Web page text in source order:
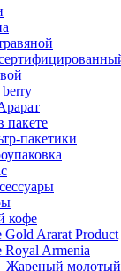
пакете
пакетики
кофе
Gold Ararat Product
Royal Armenia
Жареный молотый